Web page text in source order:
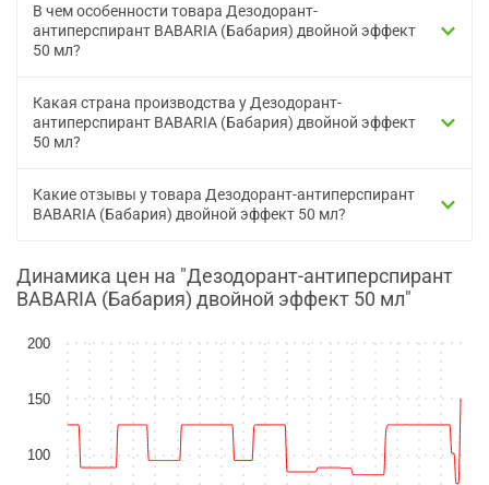
В чем особенности товара Дезодорант-
антиперспирант BABARIA (Бабария) двойной эффект
50 мл?
Какая страна производства у Дезодорант-
антиперспирант BABARIA (Бабария) двойной эффект
50 мл?
Какие отзывы у товара Дезодорант-антиперспирант
BABARIA (Бабария) двойной эффект 50 мл?
Динамика цен на "Дезодорант-антиперспирант
BABARIA (Бабария) двойной эффект 50 мл"
100
150
200